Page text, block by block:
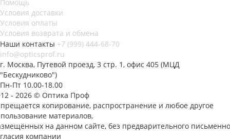
Помощь
Условия доставки
Условия оплаты
Условия возврата и обмена
Наши контакты +7 (999) 444-68-70
info@opticsprof.ru
г. Москва, Путевой проезд, 3 стр. 1, офис 405 (МЦД
"Бескудниково")
Пн-Пт 10.00-18.00
- 2026 © Оптика Проф
копирование, распространение и любое другое
материалов,
на данном сайте, без предварительного
компании